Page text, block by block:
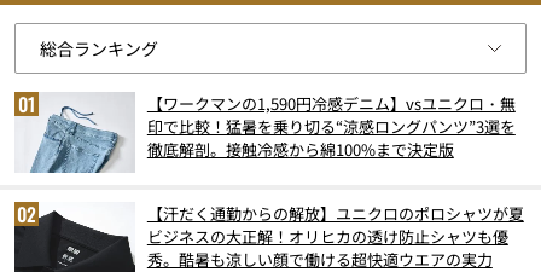
【ワークマンの1,590円冷感デニム】vsユニクロ・無
印で比較！猛暑を乗り切る“涼感ロングパンツ”3選を
徹底解剖。接触冷感から綿100%まで決定版
【汗だく通勤からの解放】ユニクロのポロシャツが夏
ビジネスの大正解！オリヒカの透け防止シャツも優
秀。酷暑も涼しい顔で働ける超快適ウエアの実力